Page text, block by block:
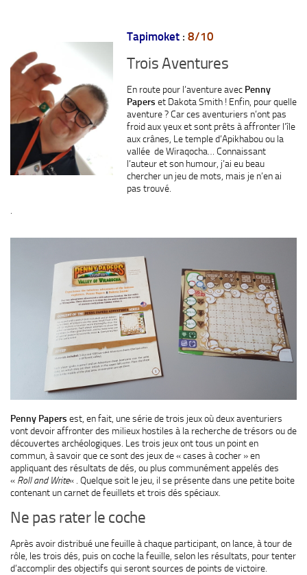
Tapimoket : 8/10
Trois Aventures
En route pour l’aventure avec Penny
Papers et Dakota Smith ! Enfin, pour quelle
aventure ? Car ces aventuriers n’ont pas
froid aux yeux et sont prêts à affronter l’île
aux crânes, Le temple d’Apikhabou ou la
vallée de Wiraqocha… Connaissant
l’auteur et son humour, j’ai eu beau
chercher un jeu de mots, mais je n’en ai
pas trouvé.
Penny Papers est, en fait, une série de trois jeux où deux aventuriers
vont devoir affronter des milieux hostiles à la recherche de trésors ou de
découvertes archéologiques. Les trois jeux ont tous un point en
commun, à savoir que ce sont des jeux de « cases à cocher » en
appliquant des résultats de dés, ou plus communément appelés des
« Roll and Write« . Quelque soit le jeu, il se présente dans une petite boite
contenant un carnet de feuillets et trois dés spéciaux.
Ne pas rater le coche
Après avoir distribué une feuille à chaque participant, on lance, à tour de
rôle, les trois dés, puis on coche la feuille, selon les résultats, pour tenter
d’accomplir des objectifs qui seront sources de points de victoire.